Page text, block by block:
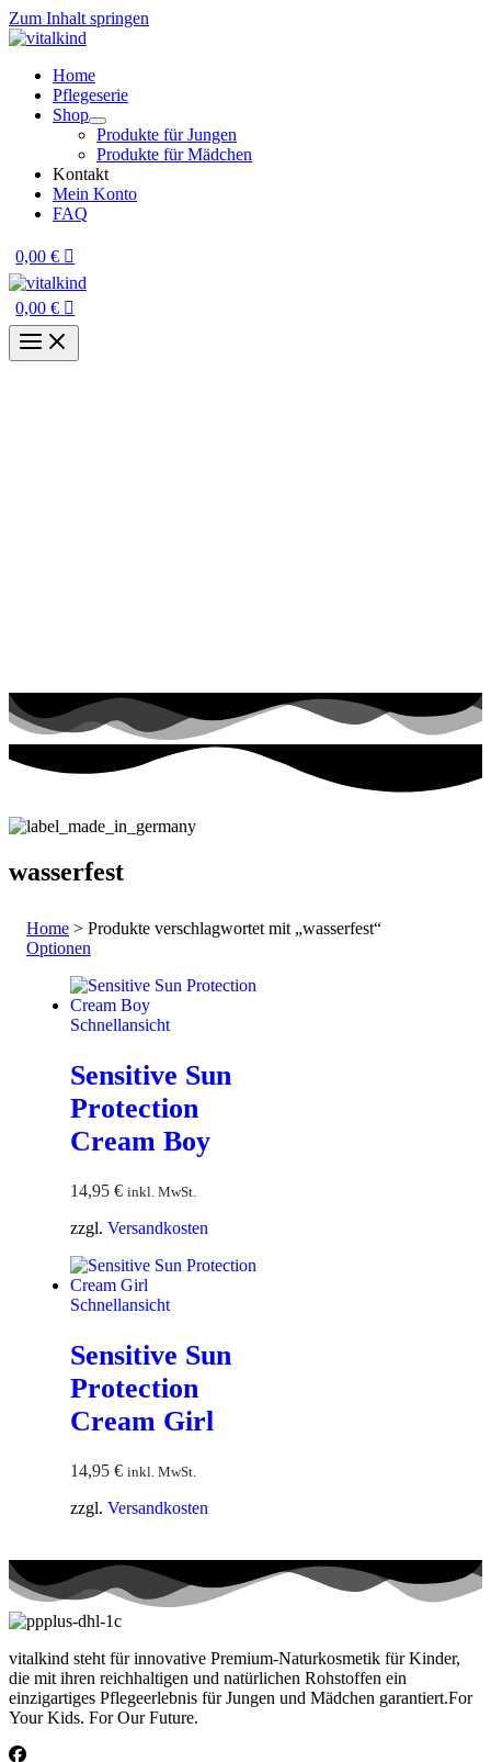
Zum Inhalt springen
Home
Pflegeserie
Shop
Produkte für Jungen
Produkte für Mädchen
Kontakt
Mein Konto
FAQ
0,00€
0,00€
wasserfest
Home > Produkte verschlagwortet mit „wasserfest“
Optionen
Schnellansicht
Sensitive Sun
Protection
Cream Boy
14,95 € inkl. MwSt.
zzgl. Versandkosten
Schnellansicht
Sensitive Sun
Protection
Cream Girl
14,95 € inkl. MwSt.
zzgl. Versandkosten
vitalkind steht für innovative Premium-Naturkosmetik für Kinder,
die mit ihren reichhaltigen und natürlichen Rohstoffen ein
einzigartiges Pflegeerlebnis für Jungen und Mädchen garantiert.For
Your Kids. For Our Future.